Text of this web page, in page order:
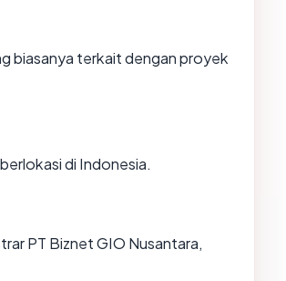
biasanya terkait dengan proyek
di Indonesia.
PT Biznet GIO Nusantara,